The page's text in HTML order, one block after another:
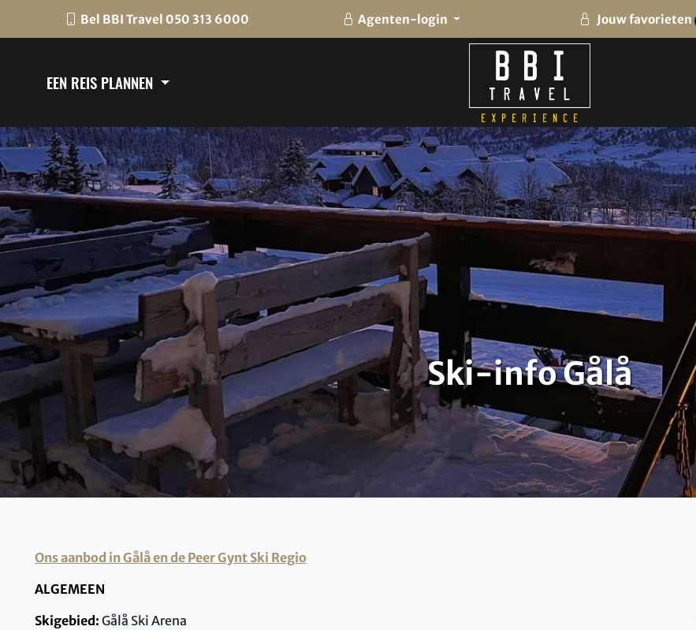
Bel BBI Travel 050 313 6000 Agenten-login Jouw favorieten
EEN REIS PLANNEN
Ski-info Gålå
Ons aanbod in Gålå en de Peer Gynt Ski Regio
ALGEMEEN
Skigebied: Gålå Ski Arena